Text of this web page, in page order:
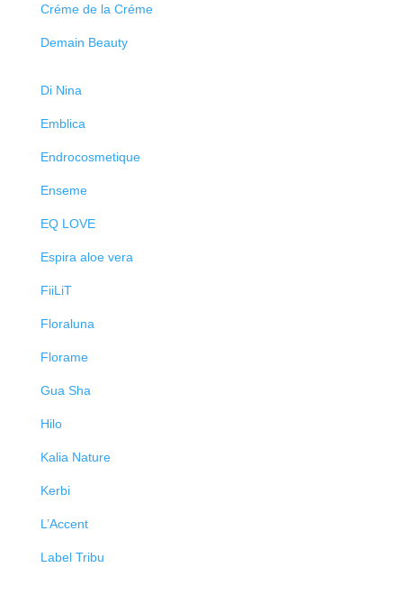
Créme de la Créme
Demain Beauty
Di Nina
Emblica
Endrocosmetique
Enseme
EQ LOVE
Espira aloe vera
FiiLiT
Floraluna
Florame
Gua Sha
Hilo
Kalia Nature
Kerbi
L’Accent
Label Tribu